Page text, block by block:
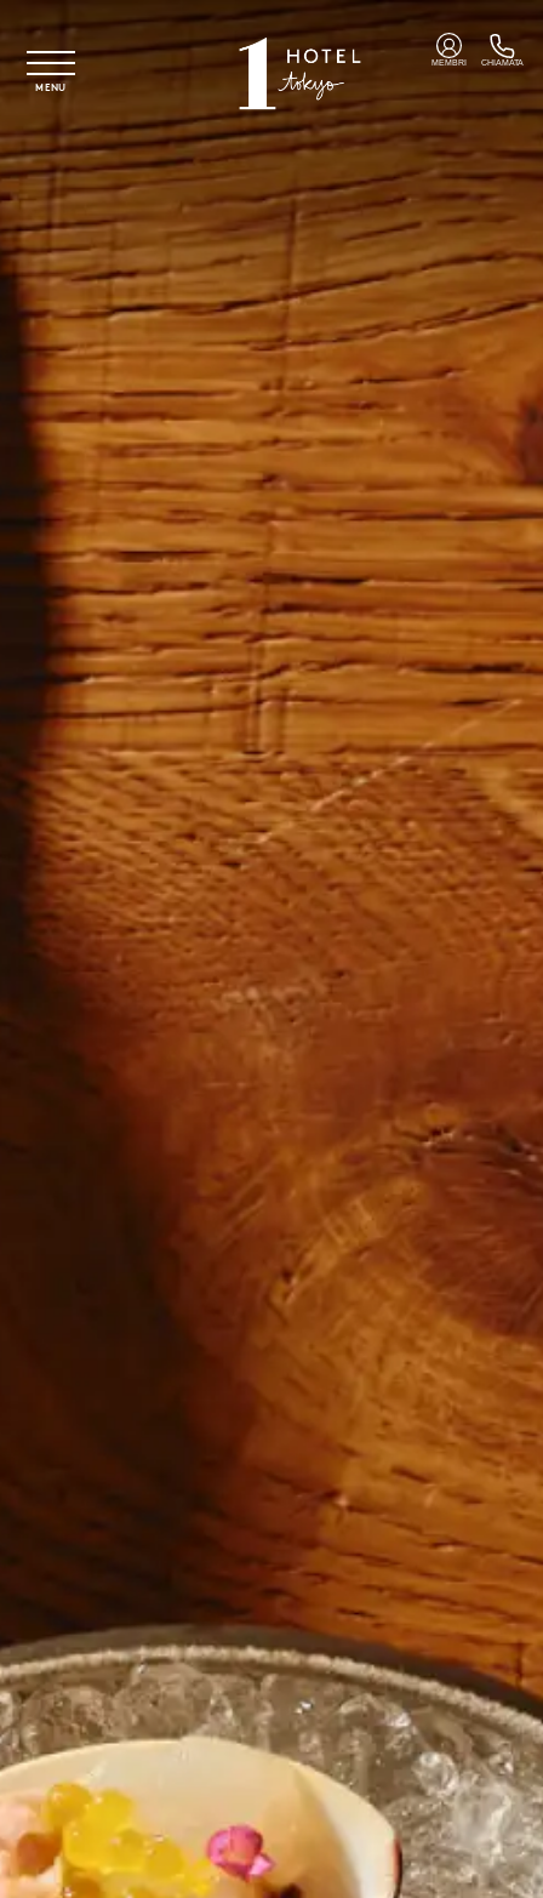
Vai al contenuto principale
MENU
MEMBRI CHIAMATA